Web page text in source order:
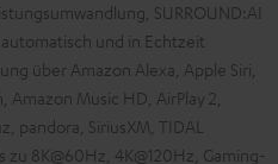
SURROUND:AI
und in Echtzeit
über Amazon Alexa, Apple Siri,
Music HD, AirPlay 2,
pandora, SiriusXM, TIDAL
8K@60Hz, 4K@120Hz, Gaming-